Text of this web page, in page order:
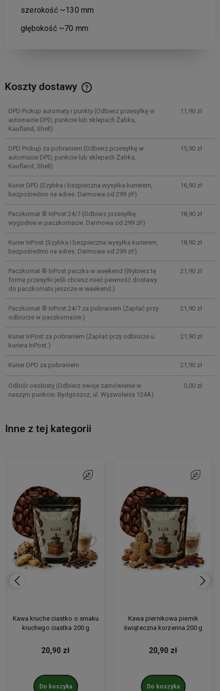
szerokość ~130 mm
głębokość ~70 mm
Koszty dostawy
DPD Pickup automaty i punkty(Odbierz przesyłkę w
automacie DPD, punkcie lub sklepach Żabka,
Kaufland, Shell)
11,90 zł
DPD Pickup za pobraniem (Odbierz przesyłkę w
automacie DPD, punkcie lub sklepach Żabka,
Kaufland, Shell)
15,90 zł
Kurier DPD (Szybka i bezpieczna wysyłka kurierem,
bezpośrednio na adres. Darmowa od 299 zł!)
16,90 zł
Paczkomat ® InPost 24/7(Odbierz przesyłkę
wygodnie w paczkomacie. Darmowa od 299 zł!)
18,90 zł
Kurier InPost (Szybka i bezpieczna wysyłka kurierem,
bezpośrednio na adres. Darmowa od 299 zł!)
18,90 zł
Paczkomat ® InPost paczka w weekend (Wybierz tę
formę przesyłki jeśli chcesz mieć pewność dostawy
do paczkomatu jeszcze w weekend.)
21,90 zł
Paczkomat ® InPost 24/7 za pobraniem (Zapłać przy
odbiorze w paczkomacie.)
21,90 zł
Kurier InPost za pobraniem (Zapłać przy odbiorze u
kuriera InPost.)
21,90 zł
Kurier DPD za pobraniem 21,90 zł
Odbiór osobisty(Odbierz swoje zamówienie w
naszym punkcie: Bydgoszcz, ul. Wyzwolenia 124A)
0,00 zł
Inne z tej kategorii
Kawa kruche ciastko o smaku
kruchego ciastka 200 g
20,90 zł
Do koszyka
Do ulubionych
Do ulubionych
Kawa piernikowa piernik
świąteczna korzenna 200 g
20,90 zł
Do koszyka
Do
Do